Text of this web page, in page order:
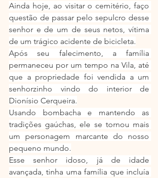
Ainda hoje, ao visitar o cemitério, faço
questão de passar pelo sepulcro desse
senhor e de um de seus netos, vítima
de um trágico acidente de bicicleta.
Após seu falecimento, a família
permaneceu por um tempo na Vila, até
que a propriedade foi vendida a um
senhorzinho vindo do interior de
Dionísio Cerqueira.
Usando bombacha e mantendo as
tradições gaúchas, ele se tornou mais
um personagem marcante do nosso
pequeno mundo.
Esse senhor idoso, já de idade
avançada, tinha uma família que incluía